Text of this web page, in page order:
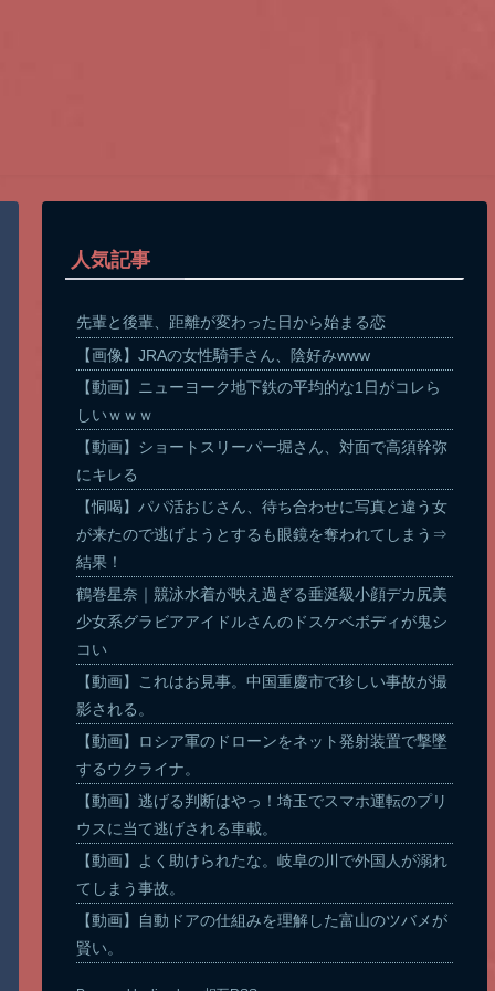
人気記事
先輩と後輩、距離が変わった日から始まる恋
【画像】JRAの女性騎手さん、陰好みwww
【動画】ニューヨーク地下鉄の平均的な1日がコレら
しいｗｗｗ
【動画】ショートスリーパー堀さん、対面で高須幹弥
にキレる
【恫喝】パパ活おじさん、待ち合わせに写真と違う女
が来たので逃げようとするも眼鏡を奪われてしまう⇒
結果！
鶴巻星奈｜競泳水着が映え過ぎる垂涎級小顔デカ尻美
少女系グラビアアイドルさんのドスケベボディが鬼シ
コい
【動画】これはお見事。中国重慶市で珍しい事故が撮
影される。
【動画】ロシア軍のドローンをネット発射装置で撃墜
するウクライナ。
【動画】逃げる判断はやっ！埼玉でスマホ運転のプリ
ウスに当て逃げされる車載。
【動画】よく助けられたな。岐阜の川で外国人が溺れ
てしまう事故。
【動画】自動ドアの仕組みを理解した富山のツバメが
賢い。